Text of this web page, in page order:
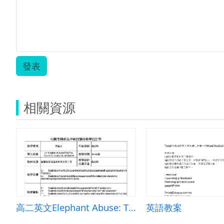
發表
相關資源
高二英文Elephant Abuse: The Thai Tourism Industry&rsquo;s Dark Secret教案 英語教案